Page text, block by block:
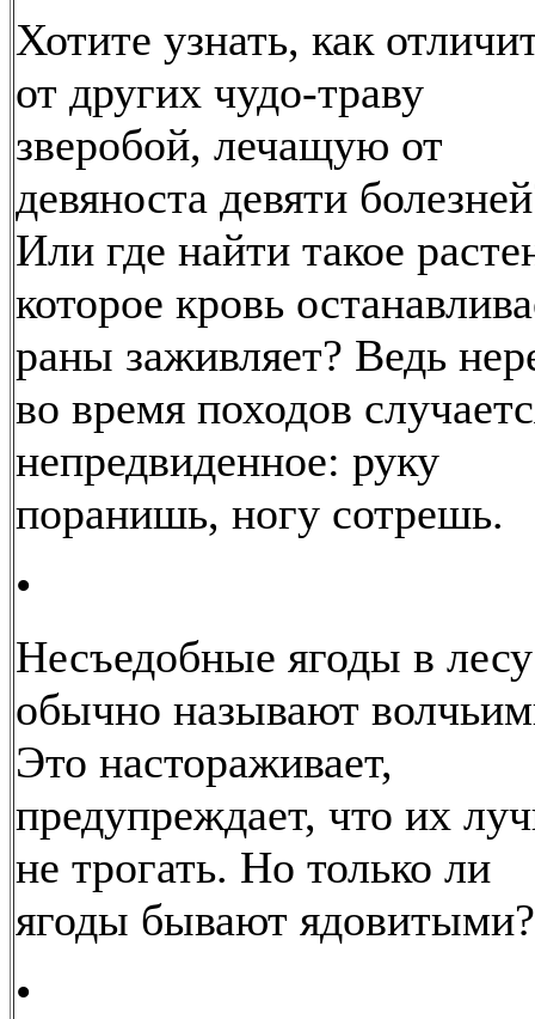
Хотите узнать, как
от других чудо-траву
зверобой, лечащую от
девяноста девяти
Или где найти такое
которое кровь
раны заживляет? Ведь
во время походов
непредвиденное: руку
поранишь, ногу сотрешь.
•
Несъедобные ягоды в лесу
обычно называют
Это настораживает,
предупреждает, что их
не трогать. Но только ли
ягоды бывают ядовитыми?
•